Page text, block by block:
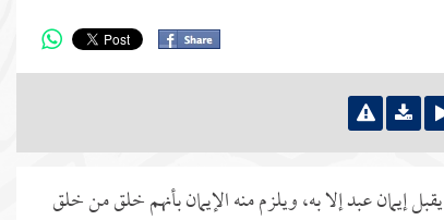
إيمان عبد إلا به، ويلزم منه الإيمان بأنهم خلق من خلق